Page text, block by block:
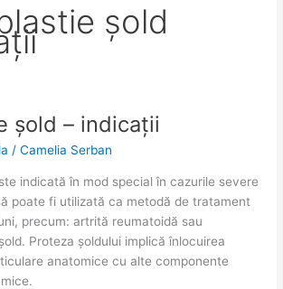
șold
șold – indicații
/Camelia Serban
indicată în mod special în cazurile severe
poate fi utilizată ca metodă de tratament
precum: artrită reumatoidă sau
Proteza șoldului implică înlocuirea
anatomice cu alte componente